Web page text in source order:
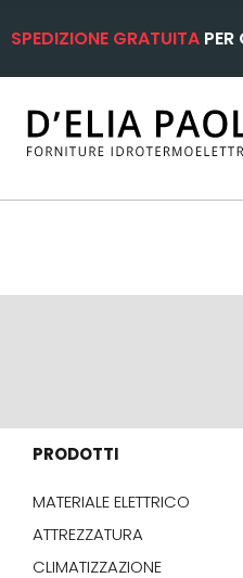
SPEDIZIONE GRATUITA
PRODOTTI
MATERIALE ELETTRICO
ATTREZZATURA
CLIMATIZZAZIONE